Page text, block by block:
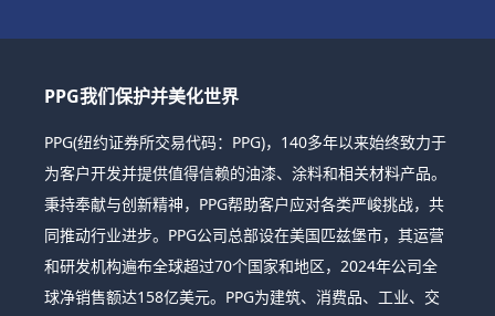
PPG我们保护并美化世界
PPG(纽约证券所交易代码：PPG)，140多年以来始终致力于
为客户开发并提供值得信赖的油漆、涂料和相关材料产品。
秉持奉献与创新精神，PPG帮助客户应对各类严峻挑战，共
同推动行业进步。PPG公司总部设在美国匹兹堡市，其运营
和研发机构遍布全球超过70个国家和地区，2024年公司全
球净销售额达158亿美元。PPG为建筑、消费品、工业、交